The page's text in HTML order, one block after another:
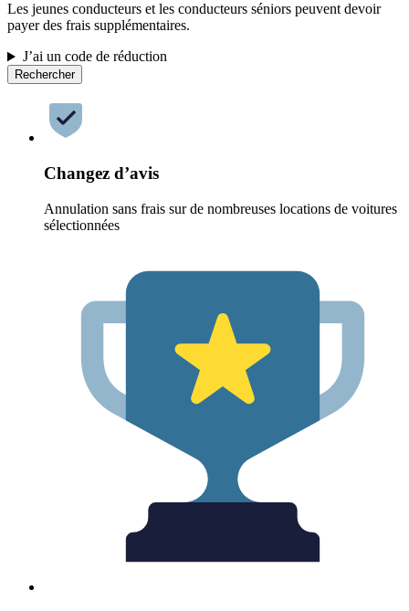
Les jeunes conducteurs et les conducteurs séniors peuvent devoir
payer des frais supplémentaires.
J’ai un code de réduction
Rechercher
Changez d’avis
Annulation sans frais sur de nombreuses locations de voitures
sélectionnées